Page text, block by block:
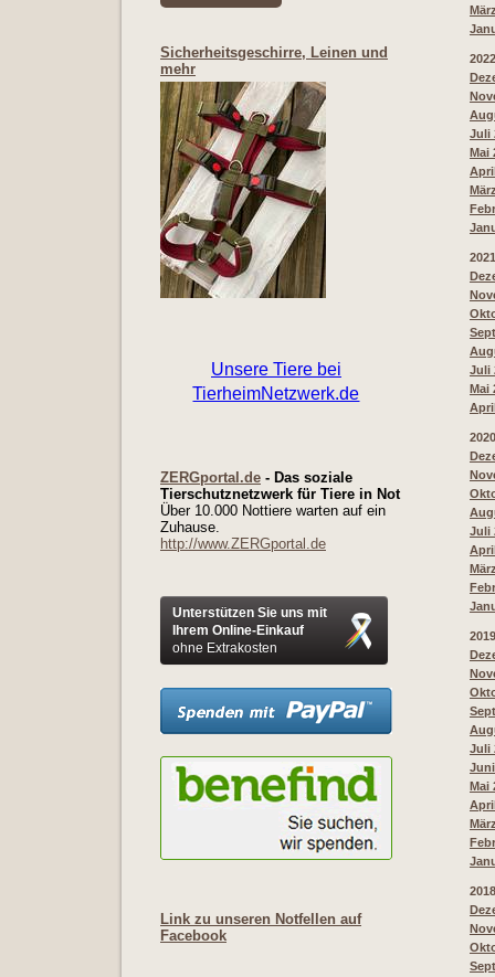
Sicherheitsgeschirre, Leinen und
mehr
ZERGportal.de - Das soziale
Tierschutznetzwerk für Tiere in Not
Über 10.000 Nottiere warten auf ein
Zuhause.
http://www.ZERGportal.de
Unterstützen Sie uns mit
Ihrem Online-Einkauf
ohne Extrakosten
Link zu unseren Notfellen auf
Facebook
2022
Juli
Mai
2021
Juli
Mai
2020
Juli
2019
Juli
Mai
2018